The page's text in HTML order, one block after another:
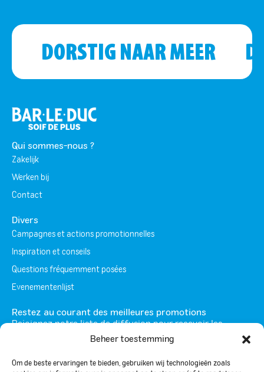
Beheer toestemming
Om de beste ervaringen te bieden, gebruiken wij technologieën zoals
DORSTIG NAAR MEER
Qui sommes-nous ?
Zakelijk
Werken bij
Contact
Divers
Campagnes et actions promotionnelles
Inspiration et conseils
Questions fréquemment posées
Evenementenlijst
Restez au courant des meilleures promotions
Rejoignez notre liste de diffusion pour recevoir les
dernières mises à jour et promotions.